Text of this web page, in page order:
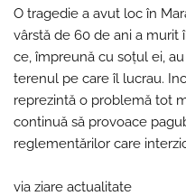
O tragedie a avut loc în
vârstă de 60 de ani a murit
ce, împreună cu soțul ei,
terenul pe care îl lucrau.
reprezintă o problemă tot
continuă să provoace
reglementărilor care
via ziare actualitate